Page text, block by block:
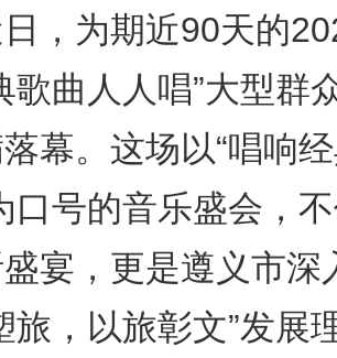
，为期近90天的
歌曲人人唱”大型群
幕。这场以“唱响
口号的音乐盛会，
宴，更是遵义市深
旅，以旅彰文”发展